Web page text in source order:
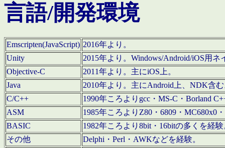
言語/開発環境
Emscripten(JavaScript) 2016年より。
Unity
2015年より。Windows/Android/iOS用
Objective-C
2011年より。主にiOS上。
Java
2010年より。主にAndroid上、NDK含
C/C++
1990年ころよりgcc・MS-C・Borland
ASM
1985年ころよりZ80・6809・MC680x0
BASIC
1982年ころより8bit・16bitの多くを経
その他
Delphi・Perl・AWKなどを経験。